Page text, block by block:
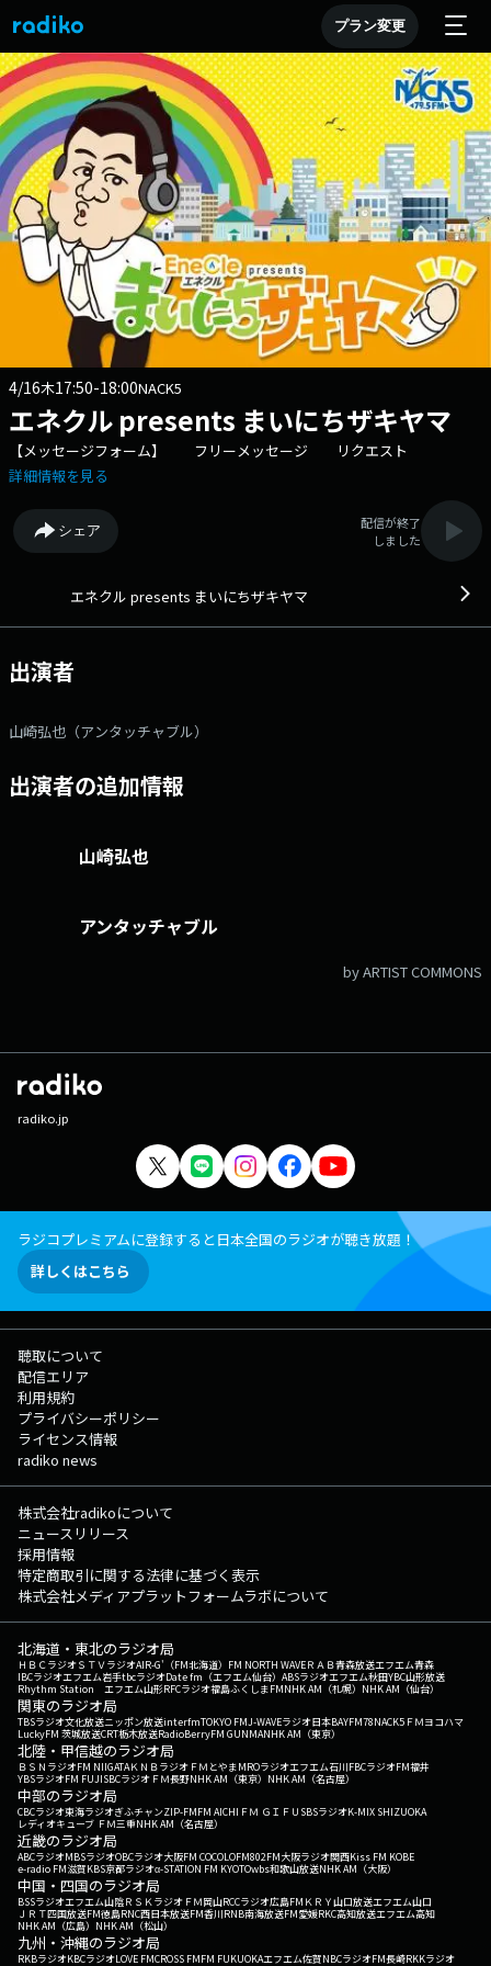
プラン変更
4/16木17:50-18:00NACK5
エネクル presents まいにちザキヤマ
【メッセージフォーム】 フリーメッセージ リクエスト
詳細情報を見る
シェア
配信が終了
しました
エネクル presents まいにちザキヤマ
出演者
山崎弘也（アンタッチャブル）
出演者の追加情報
山崎弘也
アンタッチャブル
by ARTIST COMMONS
radiko.jp
ラジコプレミアムに登録すると日本全国のラジオが聴き放題！
詳しくはこちら
聴取について
配信エリア
利用規約
プライバシーポリシー
ライセンス情報
radiko news
株式会社radikoについて
ニュースリリース
採用情報
特定商取引に関する法律に基づく表示
株式会社メディアプラットフォームラボについて
北海道・東北のラジオ局
ＨＢＣラジオＳＴＶラジオAIR-G'（FM北海道） FM NORTH WAVEＲＡＢ青森放送エフエム青森
IBCラジオエフエム岩手tbcラジオDate fm（エフエム仙台） ABSラジオエフエム秋田YBC山形放送
Rhythm Station エフエム山形RFCラジオ福島ふくしまFMNHK AM（札幌） NHK AM（仙台）
関東のラジオ局
TBSラジオ文化放送ニッポン放送interfmTOKYO FMJ-WAVEラジオ日本BAYFM78NACK5 ＦＭヨコハマ
LuckyFM 茨城放送CRT栃木放送RadioBerryFM GUNMANHK AM（東京）
北陸・甲信越のラジオ局
ＢＳＮラジオFM NIIGATAＫＮＢラジオ ＦＭとやまMROラジオエフエム石川FBCラジオFM福井
YBSラジオFM FUJISBCラジオ ＦＭ長野NHK AM（東京） NHK AM（名古屋）
中部のラジオ局
CBCラジオ東海ラジオぎふチャンZIP-FMFM AICHI ＦＭ ＧＩＦＵ SBSラジオK-MIX SHIZUOKA
レディオキューブ ＦＭ三重NHK AM（名古屋）
近畿のラジオ局
ABCラジオMBSラジオOBCラジオ大阪FM COCOLOFM802FM大阪ラジオ関西Kiss FM KOBE
e-radio FM滋賀KBS京都ラジオα-STATION FM KYOTOwbs和歌山放送NHK AM（大阪）
中国・四国のラジオ局
BSSラジオエフエム山陰ＲＳＫラジオ ＦＭ岡山RCCラジオ広島FM ＫＲＹ山口放送エフエム山口
ＪＲＴ四国放送FM徳島RNC西日本放送FM香川RNB南海放送FM愛媛RKC高知放送エフエム高知
NHK AM（広島） NHK AM（松山）
九州・沖縄のラジオ局
RKBラジオKBCラジオLOVE FMCROSS FMFM FUKUOKAエフエム佐賀NBCラジオFM長崎RKKラジオ